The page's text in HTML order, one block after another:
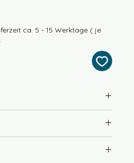
ca. 5 - 15 Werktage ( je
/ 100g
4fach